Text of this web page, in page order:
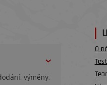
výměny,
O